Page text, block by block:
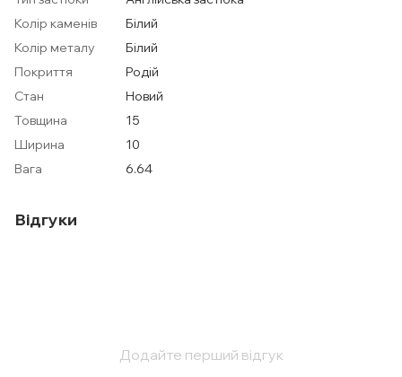
Колір каменів
Білий
Колір металу
Білий
Покриття
Родій
Стан
Новий
Товщина
15
Ширина
10
Вага
6.64
Відгуки
Додайте перший відгук